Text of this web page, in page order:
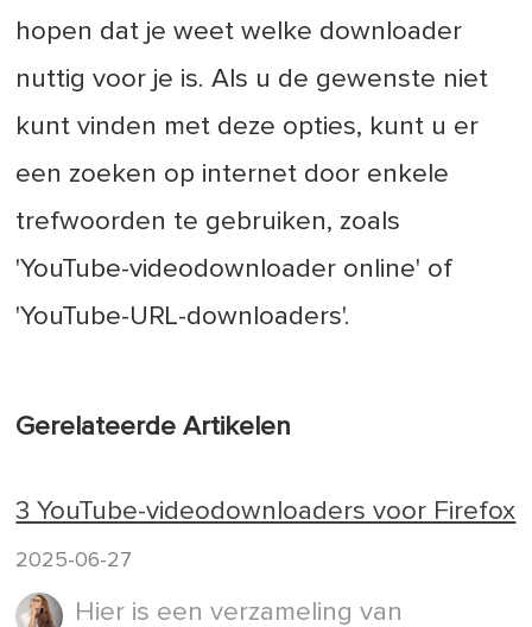
hopen dat je weet welke downloader
nuttig voor je is. Als u de gewenste niet
kunt vinden met deze opties, kunt u er
een zoeken op internet door enkele
trefwoorden te gebruiken, zoals
'YouTube-videodownloader online' of
'YouTube-URL-downloaders'.
Gerelateerde Artikelen
3 YouTube-videodownloaders voor Firefox
2025-06-27
Hier is een verzameling van